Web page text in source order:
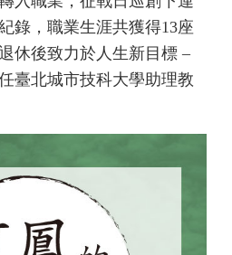
錄，職業生涯共獲得13座
休後致力於人生新目標 –
臺北城市技科大學助理教